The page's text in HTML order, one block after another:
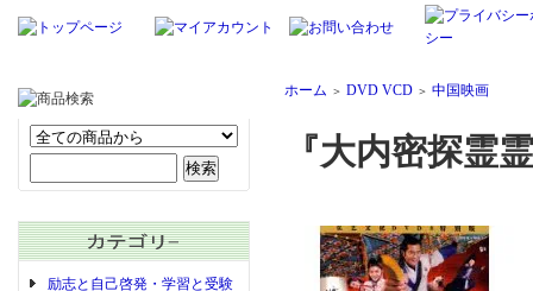
励志と自己啓発・学習と受験
ホーム ＞ DVD VCD ＞ 中国映画
『大内密探霊